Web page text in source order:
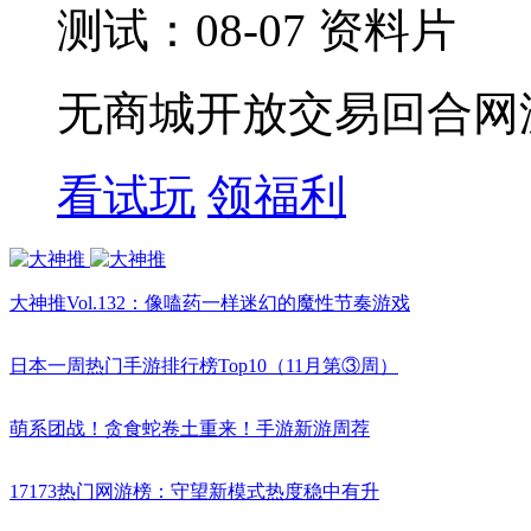
测试：08-07 资料片
无商城开放交易回合网
看试玩 领福利
大神推Vol.132：像嗑药一样迷幻的魔性节奏游戏
日本一周热门手游排行榜Top10（11月第③周）
萌系团战！贪食蛇卷土重来！手游新游周荐
17173热门网游榜：守望新模式热度稳中有升